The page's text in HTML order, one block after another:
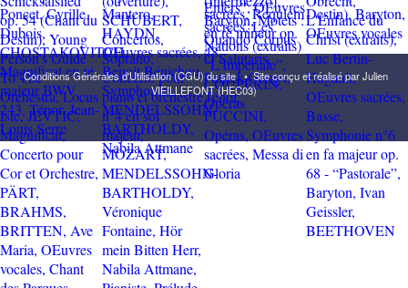
Conditions Générales d'Utilisation (CGU) du site•Site conçu et réalisé par Julien
VIEILLEFONT (HEC03)